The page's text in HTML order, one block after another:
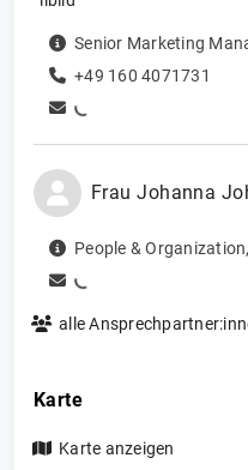
Senior Marketing
+49 160 4071731
Frau Johanna
People & Organization,
alle
Karte
Karte anzeigen